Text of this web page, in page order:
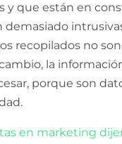
y que están en
demasiado
recopilados no
la
porque son
en marketing